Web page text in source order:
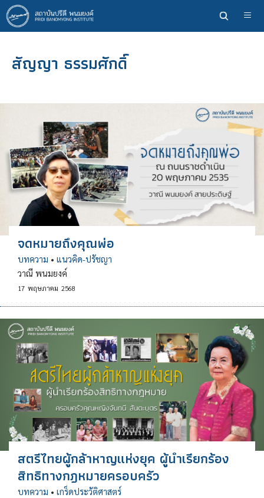
ข้าม
ไป
ยัง
หลักสัญญา ธรรมศักดิ์
จดหมายถึงคุณพ่อ
บทความ • แนวคิด-ปรัชญา
วาณี พนมยงค์
17 พฤษภาคม 2568
สตรีไทยผู้กล้าหาญแห่งยุค ผู้นำเรียกร้อง
สิทธิทางกฎหมายครอบครัว
บทความ • เกร็ดประวัติศาสตร์